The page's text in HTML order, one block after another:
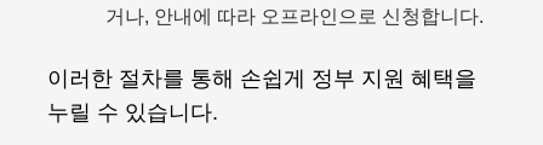
거나, 안내에 따라 오프라인으로 신청합니다.
이러한 절차를 통해 손쉽게 정부 지원 혜택을
누릴 수 있습니다.